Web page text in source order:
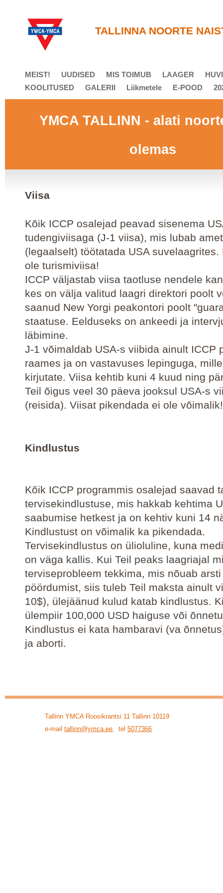
TALLINNA NOORTE
MEIST! UUDISED MIS TOIMUB LAAGER
KOOLITUSED
GALERII Liikmetele E-POOD
YMCA TALLINN - alati
olemas
Viisa
Kõik ICCP osalejad peavad sisenema
tudengiviisaga (J-1 viisa), mis lubab
(legaalselt) töötatada USA suvelaagrites.
ole turismiviisa!
ICCP väljastab viisa taotluse nendele
kes on välja valitud laagri direktori poolt
saanud New Yorgi peakontori poolt
staatuse. Eelduseks on ankeedi ja
läbimine.
J-1 võimaldab USA-s viibida ainult ICCP
raames ja on vastavuses lepinguga,
kirjutate. Viisa kehtib kuni 4 kuud ning
Teil õigus veel 30 päeva jooksul USA-s
(reisida). Viisat pikendada ei ole võimalik!
Kindlustus
Kõik ICCP programmis osalejad saavad
tervisekindlustuse, mis hakkab kehtima
saabumise hetkest ja on kehtiv kuni 14
Kindlustust on võimalik ka pikendada.
Tervisekindlustus on ülioluline, kuna
on väga kallis. Kui Teil peaks laagriajal
terviseprobleem tekkima, mis nõuab
pöördumist, siis tuleb Teil maksta ainult
10$), ülejäänud kulud katab kindlustus.
ülempiir 100,000 USD haiguse või
Kindlustus ei kata hambaravi (va
ja aborti.
Tallinn YMCA Roosikrantsi 11 Tallinn 10119
e-mail tallinn@ymca.ee, tel 5077366